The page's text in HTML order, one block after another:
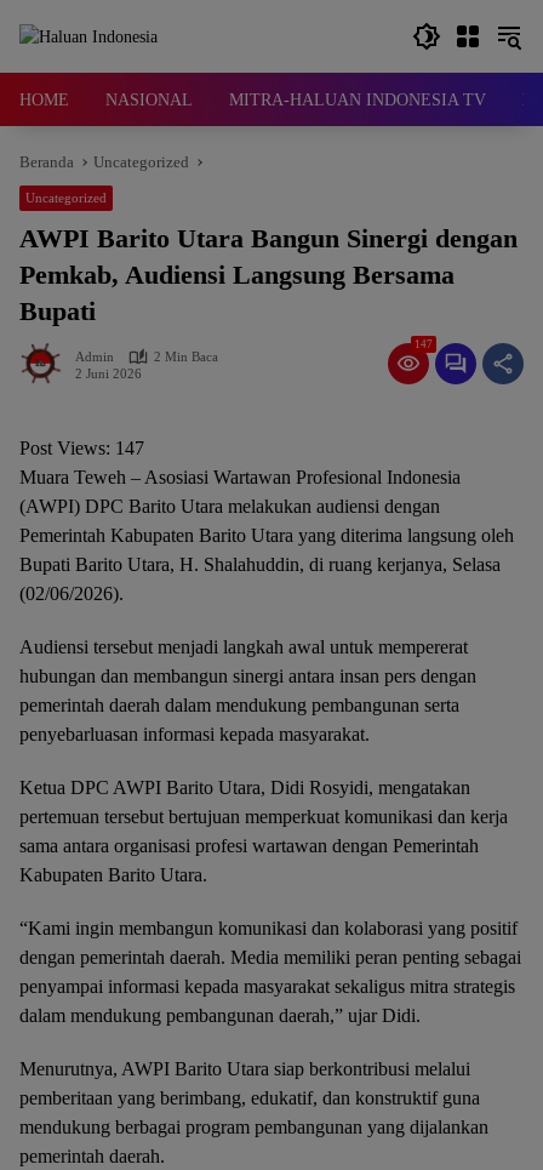
HOME NASIONAL MITRA-HALUAN INDONESIA TV
Beranda Uncategorized
Uncategorized
AWPI Barito Utara Bangun Sinergi dengan
Pemkab, Audiensi Langsung Bersama
Bupati
Admin
2 Min Baca
2 Juni 2026
147
Post Views: 147
Muara Teweh – Asosiasi Wartawan Profesional Indonesia
(AWPI) DPC Barito Utara melakukan audiensi dengan
Pemerintah Kabupaten Barito Utara yang diterima langsung oleh
Bupati Barito Utara, H. Shalahuddin, di ruang kerjanya, Selasa
(02/06/2026).
Audiensi tersebut menjadi langkah awal untuk mempererat
hubungan dan membangun sinergi antara insan pers dengan
pemerintah daerah dalam mendukung pembangunan serta
penyebarluasan informasi kepada masyarakat.
Ketua DPC AWPI Barito Utara, Didi Rosyidi, mengatakan
pertemuan tersebut bertujuan memperkuat komunikasi dan kerja
sama antara organisasi profesi wartawan dengan Pemerintah
Kabupaten Barito Utara.
“Kami ingin membangun komunikasi dan kolaborasi yang positif
dengan pemerintah daerah. Media memiliki peran penting sebagai
penyampai informasi kepada masyarakat sekaligus mitra strategis
dalam mendukung pembangunan daerah,” ujar Didi.
Menurutnya, AWPI Barito Utara siap berkontribusi melalui
pemberitaan yang berimbang, edukatif, dan konstruktif guna
mendukung berbagai program pembangunan yang dijalankan
pemerintah daerah.